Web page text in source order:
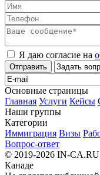
Я даю согласие на
Отправить
Основные страницы
Главная Услуги Кейсы
Наши группы
Категории
Иммиграция Визы
Вопрос-ответ
© 2019-2026 IN-CA.RU
Канаде